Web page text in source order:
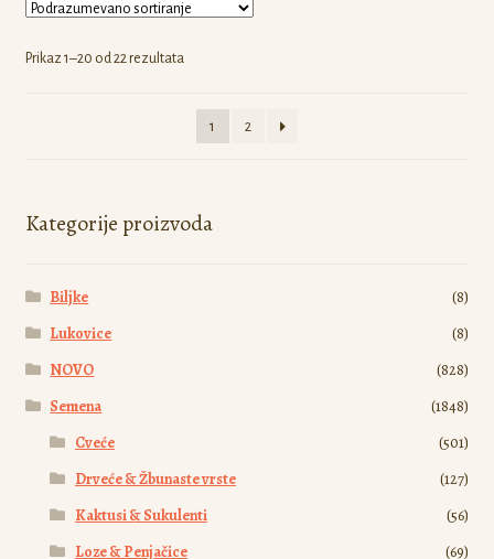
Opcije
mogu
Prikaz 1–20 od 22 rezultata
1 2
Kategorije proizvoda
Biljke
(8)
Lukovice
(8)
NOVO
(828)
Semena
(1848)
Cveće
(501)
Drveće & Žbunaste vrste
(127)
Kaktusi & Sukulenti
(56)
Loze & Penjačice
(69)